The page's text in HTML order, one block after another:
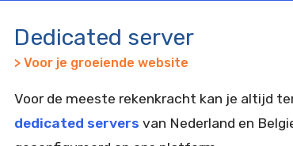
Dedicated server
> Voor je groeiende website
Voor de meeste rekenkracht kan je altijd
dedicated servers van Nederland en